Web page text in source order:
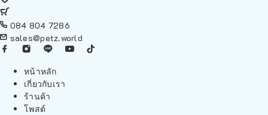
084 804 7286
sales@petz.world
หน้าหลัก
เกี่ยวกับเรา
ร้านค้า
โพสต์